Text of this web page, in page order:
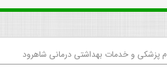
پزشکی و خدمات بهداشتی درمانی شاهرود